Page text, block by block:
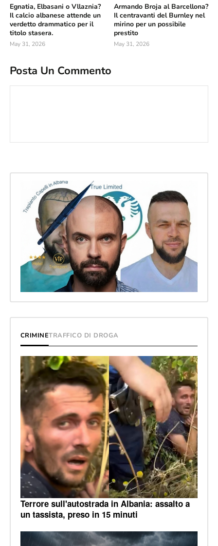
Egnatia, Elbasani o Vllaznia?
Il calcio albanese attende un
verdetto drammatico per il
titolo stasera.
May 31, 2026
Armando Broja al Barcellona?
Il centravanti del Burnley nel
mirino per un possibile
prestito
May 31, 2026
Posta Un Commento
CRIMINETRAFFICO DI DROGA
Terrore sull'autostrada in Albania: assalto a
un tassista, preso in 15 minuti